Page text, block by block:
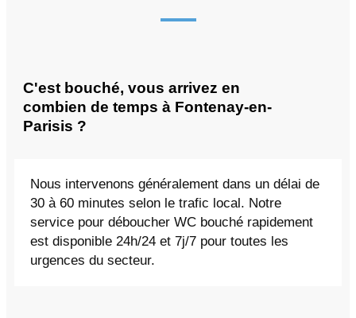
C'est bouché, vous arrivez en
combien de temps à Fontenay-en-
Parisis ?
Nous intervenons généralement dans un délai de
30 à 60 minutes selon le trafic local. Notre
service pour déboucher WC bouché rapidement
est disponible 24h/24 et 7j/7 pour toutes les
urgences du secteur.